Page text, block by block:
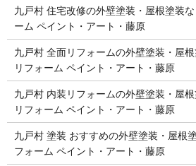
九戸村 住宅改修の外壁塗装・屋根塗装
ーム ペイント・アート・藤原
九戸村 全面リフォームの外壁塗装・屋
リフォーム ペイント・アート・藤原
九戸村 内装リフォームの外壁塗装・屋
リフォーム ペイント・アート・藤原
九戸村 塗装 おすすめの外壁塗装・屋根
フォーム ペイント・アート・藤原